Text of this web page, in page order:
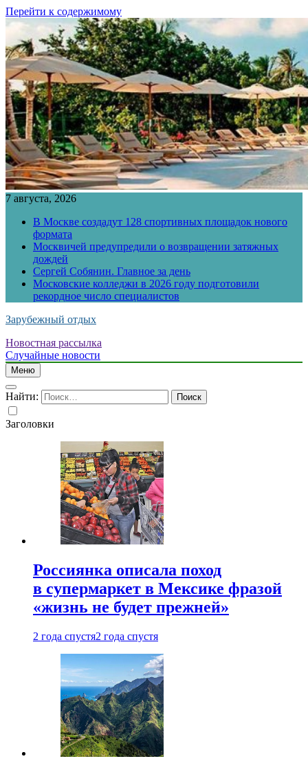
Перейти к содержимому
7 августа, 2026
В Москве создадут 128 спортивных площадок нового
формата
Москвичей предупредили о возвращении затяжных
дождей
Сергей Собянин. Главное за день
Московские колледжи в 2026 году подготовили
рекордное число специалистов
Зарубежный отдых
Новостная рассылка
Случайные новости
Меню
Найти:
Заголовки
Россиянка описала поход
в супермаркет в Мексике фразой
«жизнь не будет прежней»
2 года спустя2 года спустя